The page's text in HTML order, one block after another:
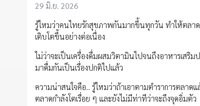
29 มิ.ย. 2026
รู้ไหมว่าคนไทยรักสุขภาพกันมากขึ้นทุกวัน ทำให้ตลา
เติบโตขึ้นอย่างต่อเนื่อง
ไม่ว่าจะเป็นเครื่องดื่มผสมวิตามินไปจนถึงอาหารเส
มาดื่มกันเป็นเรื่องปกติไปแล้ว
ความน่าสนใจคือ.. รู้ไหมว่าถ้าเอาตามตำราการตลา
ตลาดกำลังโตเรื่อย ๆ และยังไม่มีท่าทีว่าจะถึงจุดอิ่มตัว